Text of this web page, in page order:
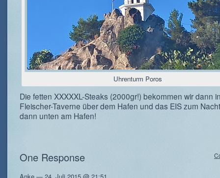
Uhrenturm Poros
Die fetten XXXXXL-Steaks (2000gr!) bekommen wir dann
Fleischer-Taverne über dem Hafen und das EIS zum
dann unten am Hafen!
One Response